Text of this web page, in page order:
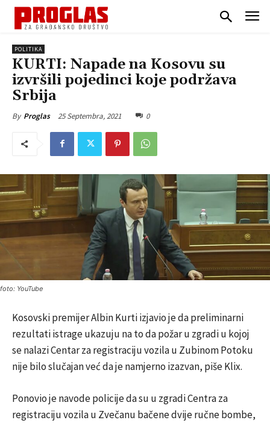
POLITIKA
KURTI: Napade na Kosovu su
izvršili pojedinci koje podržava
Srbija
By Proglas 25 Septembra, 2021 0
foto: YouTube
Kosovski premijer Albin Kurti izjavio je da preliminarni
rezultati istrage ukazuju na to da požar u zgradi u kojoj
se nalazi Centar za registraciju vozila u Zubinom Potoku
nije bilo slučajan već da je namjerno izazvan, piše Klix.
Ponovio je navode policije da su u zgradi Centra za
registraciju vozila u Zvečanu bačene dvije ručne bombe,